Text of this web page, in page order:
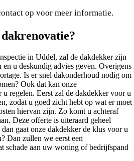
op voor meer informatie.
in Uddel, zal de dakdekker zijn
en u deskundig advies geven. Overigens
Is er snel dakonderhoud nodig om
Ook dat kan onze
regelen. Eerst zal de dakdekker voor u
zodat u goed zicht hebt op wat er moet
hiervan zijn. Zo komt u achteraf
Deze offerte is uiteraard geheel
gaat onze dakdekker de klus voor u
Dan zullen we eerst een
schade aan uw woning of bedrijfspand